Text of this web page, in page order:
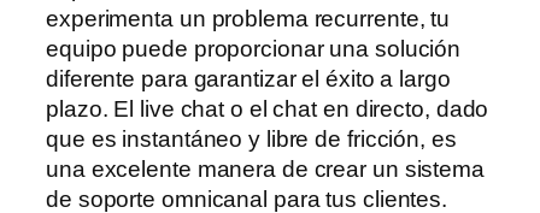
experimenta un problema recurrente, tu
equipo puede proporcionar una solución
diferente para garantizar el éxito a largo
plazo. El live chat o el chat en directo, dado
que es instantáneo y libre de fricción, es
una excelente manera de crear un sistema
de soporte omnicanal para tus clientes.